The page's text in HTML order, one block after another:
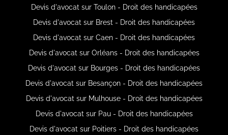
Devis d'avocat sur Toulon - Droit des handicapées
Devis d'avocat sur Brest - Droit des handicapées
Devis d'avocat sur Caen - Droit des handicapées
Devis d'avocat sur Orléans - Droit des handicapées
Devis d'avocat sur Bourges - Droit des handicapées
Devis d'avocat sur Besançon - Droit des handicapées
Devis d'avocat sur Mulhouse - Droit des handicapées
Devis d'avocat sur Pau - Droit des handicapées
Devis d'avocat sur Poitiers - Droit des handicapées